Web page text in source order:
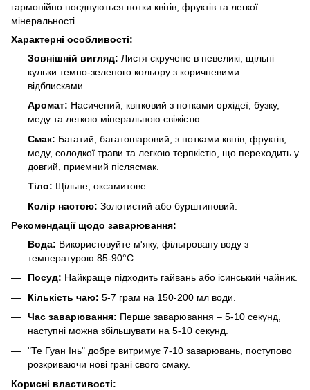
гармонійно поєднуються нотки квітів, фруктів та легкої
мінеральності.
Характерні особливості:
Зовнішній вигляд: Листя скручене в невеликі, щільні
кульки темно-зеленого кольору з коричневими
відблисками.
Аромат: Насичений, квітковий з нотками орхідеї, бузку,
меду та легкою мінеральною свіжістю.
Смак: Багатий, багатошаровий, з нотками квітів, фруктів,
меду, солодкої трави та легкою терпкістю, що переходить у
довгий, приємний післясмак.
Тіло: Щільне, оксамитове.
Колір настою: Золотистий або бурштиновий.
Рекомендації щодо заварювання:
Вода: Використовуйте м'яку, фільтровану воду з
температурою 85-90°C.
Посуд: Найкраще підходить гайвань або ісинський чайник.
Кількість чаю: 5-7 грам на 150-200 мл води.
Час заварювання: Перше заварювання – 5-10 секунд,
наступні можна збільшувати на 5-10 секунд.
"Те Гуан Інь" добре витримує 7-10 заварювань, поступово
розкриваючи нові грані свого смаку.
Корисні властивості: